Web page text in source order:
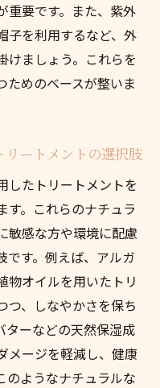
重要です。また、紫外
子を利用するなど、外
けましょう。これらを
ためのベースが整いま
リートメントの選択肢
したトリートメントを
す。これらのナチュラ
敏感な方や環境に配慮
です。例えば、アルガ
物オイルを用いたトリ
つ、しなやかさを保ち
ターなどの天然保湿成
メージを軽減し、健康
のようなナチュラルな